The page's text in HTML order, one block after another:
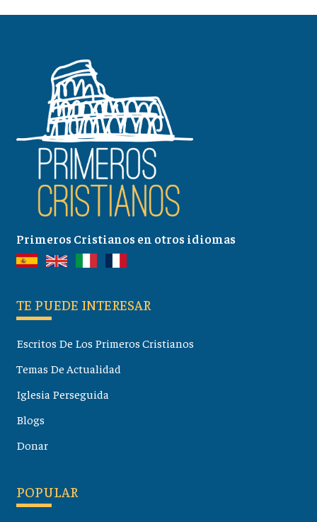
Primeros Cristianos en otros idiomas
TE PUEDE INTERESAR
Escritos De Los Primeros Cristianos
Temas De Actualidad
Iglesia Perseguida
Blogs
Donar
POPULAR